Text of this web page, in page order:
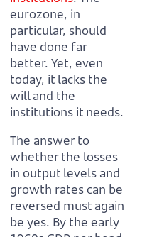
eurozone, in
particular, should
have done far
better. Yet, even
today, it lacks the
will and the
institutions it needs.
The answer to
whether the losses
in output levels and
growth rates can be
reversed must again
be yes. By the early